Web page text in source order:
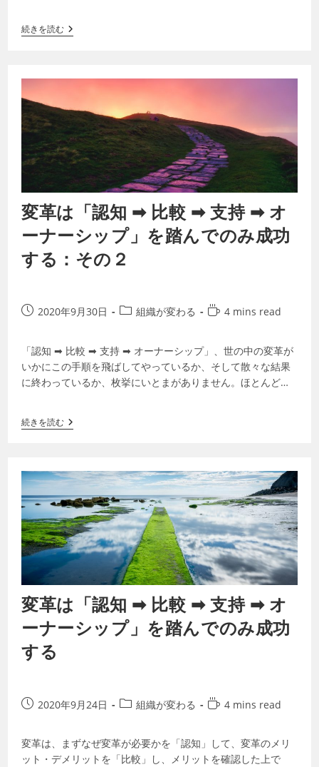
続きを読む
変革は「認知 ➡ 比較 ➡ 支持 ➡ オ
ーナーシップ」を踏んでのみ成功
する：その２
2020年9月30日 組織が変わる 4 mins read
「認知 ➡ 比較 ➡ 支持 ➡ オーナーシップ」、世の中の変革が
いかにこの手順を飛ばしてやっているか、そして散々な結果
に終わっているか、枚挙にいとまがありません。ほとんどが
続きを読む
変革は「認知 ➡ 比較 ➡ 支持 ➡ オ
ーナーシップ」を踏んでのみ成功
する
2020年9月24日 組織が変わる 4 mins read
変革は、まずなぜ変革が必要かを「認知」して、変革のメリ
ット・デメリットを「比較」し、メリットを確認した上で